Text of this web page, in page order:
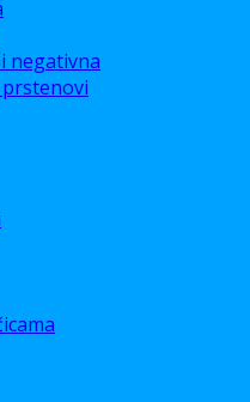
negativna
prstenovi